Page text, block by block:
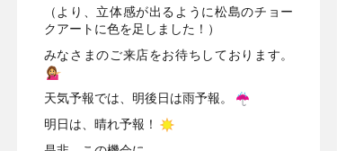
（より、立体感が出るように松島のチョー
クアートに色を足しました！）
みなさまのご来店をお待ちしております。
天気予報では、明後日は雨予報。
明日は、晴れ予報！